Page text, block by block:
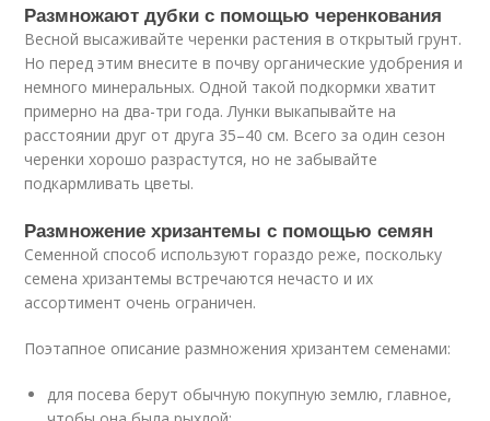
Размножают дубки с помощью черенкования
Весной высаживайте черенки растения в открытый грунт.
Но перед этим внесите в почву органические удобрения и
немного минеральных. Одной такой подкормки хватит
примерно на два-три года. Лунки выкапывайте на
расстоянии друг от друга 35–40 см. Всего за один сезон
черенки хорошо разрастутся, но не забывайте
подкармливать цветы.
Размножение хризантемы с помощью семян
Семенной способ используют гораздо реже, поскольку
семена хризантемы встречаются нечасто и их
ассортимент очень ограничен.
Поэтапное описание размножения хризантем семенами:
для посева берут обычную покупную землю, главное,